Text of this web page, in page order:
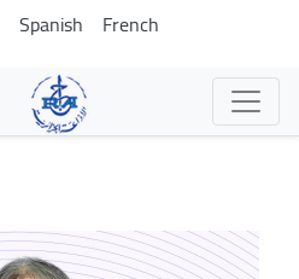
Aller
au
contenu
principal
Spanish French